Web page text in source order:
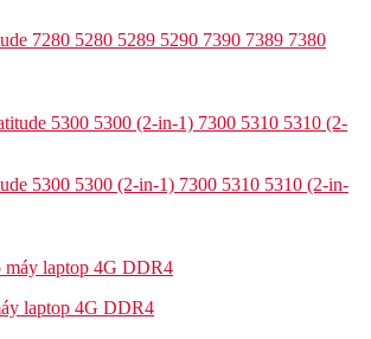
7280 5280 5289 5290 7390 7389 7380
5300 5300 (2-in-1) 7300 5310 5310 (2-in-
laptop 4G DDR4